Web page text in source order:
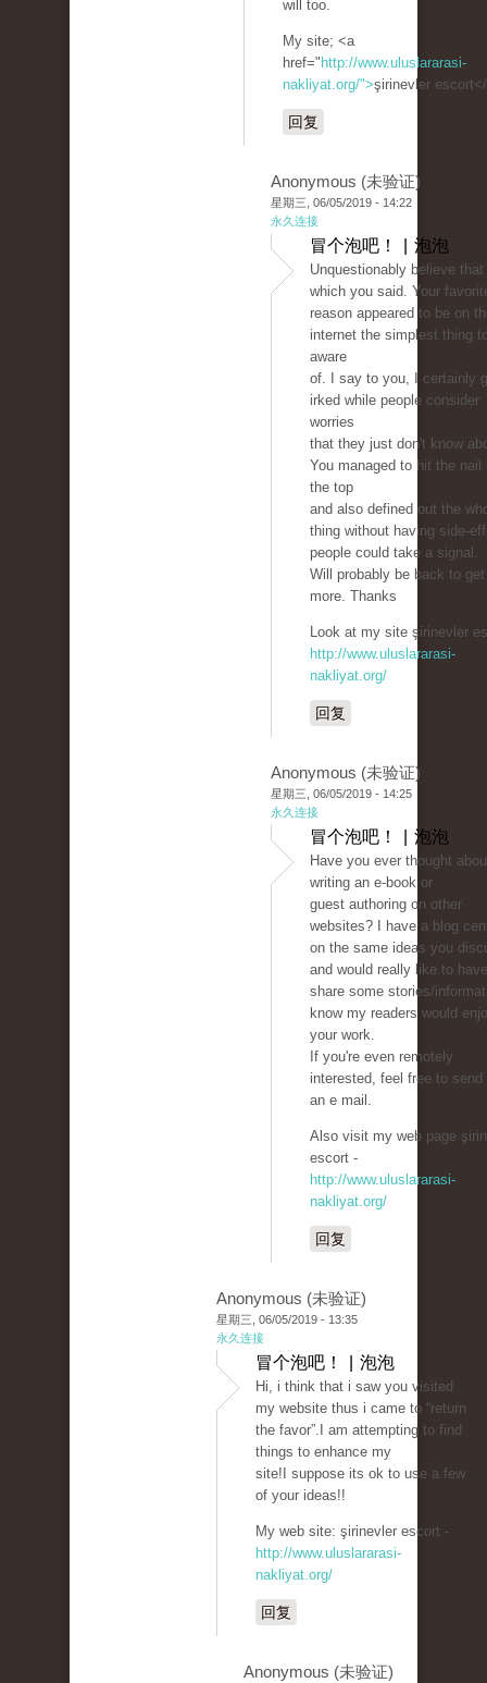
will too.
My site; <a
href=" http://www.uluslararasi-
nakliyat.org/">şirinevler
回复
Anonymous (未验证)
星期三, 06/05/2019 - 14:22
永久连接
冒个泡吧！ | 泡泡
Unquestionably believe that
which you said. Your
reason appeared to be on
internet the simplest thing
aware
of. I say to you, I certainly
irked while people consider
worries
that they just don't know
You managed to hit the nail
the top
and also defined out the
thing without having side-
people could take a signal.
Will probably be back to get
more. Thanks
Look at my site şirinevler
http://www.uluslararasi-
nakliyat.org/
回复
Anonymous (未验证)
星期三, 06/05/2019 - 14:25
永久连接
冒个泡吧！ | 泡泡
Have you ever thought
writing an e-book or
guest authoring on other
websites? I have a blog
on the same ideas you
and would really like to
share some stories/
know my readers would
your work.
If you're even remotely
interested, feel free to send
an e mail.
Also visit my web page
escort -
http://www.uluslararasi-
nakliyat.org/
回复
Anonymous (未验证)
星期三, 06/05/2019 - 13:35
永久连接
冒个泡吧！ | 泡泡
Hi, i think that i saw you visited
my website thus i came to “return
the favor”.I am attempting to find
things to enhance my
site!I suppose its ok to use a few
of your ideas!!
My web site: şirinevler escort -
http://www.uluslararasi-
nakliyat.org/
回复
Anonymous (未验证)